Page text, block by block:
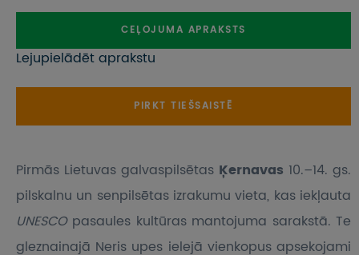
CEĻOJUMA APRAKSTS
Lejupielādēt aprakstu
PIRKT TIEŠSAISTĒ
Pirmās Lietuvas galvaspilsētas Ķernavas 10.–14. gs.
pilskalnu un senpilsētas izrakumu vieta, kas iekļauta
UNESCO pasaules kultūras mantojuma sarakstā. Te
gleznainajā Neris upes ielejā vienkopus apsekojami